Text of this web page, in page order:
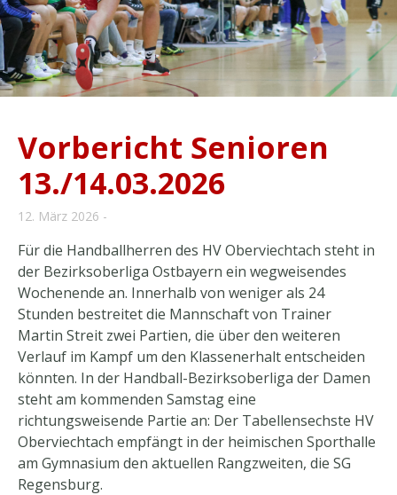
Vorbericht Senioren
13./14.03.2026
12. März 2026
Für die Handballherren des HV Oberviechtach steht in
der Bezirksoberliga Ostbayern ein wegweisendes
Wochenende an. Innerhalb von weniger als 24
Stunden bestreitet die Mannschaft von Trainer
Martin Streit zwei Partien, die über den weiteren
Verlauf im Kampf um den Klassenerhalt entscheiden
könnten. In der Handball-Bezirksoberliga der Damen
steht am kommenden Samstag eine
richtungsweisende Partie an: Der Tabellensechste HV
Oberviechtach empfängt in der heimischen Sporthalle
am Gymnasium den aktuellen Rangzweiten, die SG
Regensburg.